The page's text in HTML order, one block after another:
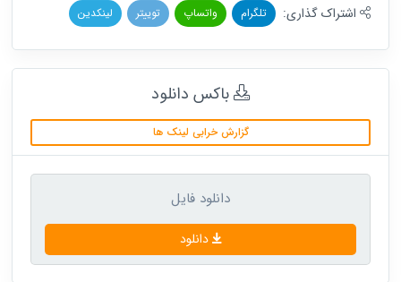
اشتراک گذاری: تلگرام واتساپ توییتر لینکدین
باکس دانلود
گزارش خرابی لینک ها
دانلود فایل
دانلود